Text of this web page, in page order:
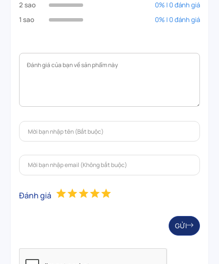
2 sao
0% | 0 đánh giá
1 sao
0% | 0 đánh giá
Đánh giá
GỬI